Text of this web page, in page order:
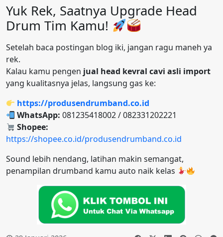
Yuk Rek, Saatnya Upgrade Head
Drum Tim Kamu!
Setelah baca postingan blog iki, jangan ragu maneh ya
rek.
Kalau kamu pengen jual head kevral cavi asli import
yang kualitasnya jelas, langsung gas ke:
https://produsendrumband.co.id
WhatsApp: 081235418002 / 082331202221
Shopee:
https://shopee.co.id/produsendrumband.co.id
Sound lebih nendang, latihan makin semangat,
penampilan drumband kamu auto naik kelas